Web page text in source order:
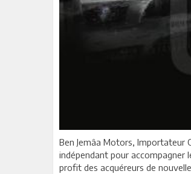
Ben Jemâa Motors, Importateur
indépendant pour accompagner
profit des acquéreurs de